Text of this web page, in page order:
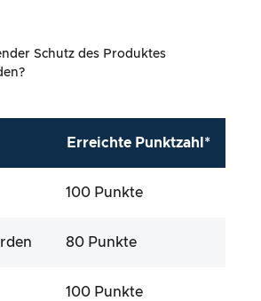
Schutz des Produktes
Erreichte Punktzahl*
100 Punkte
80 Punkte
100 Punkte